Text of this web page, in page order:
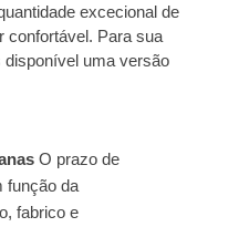
excecional de
confortável. Para sua
uma versão
O prazo de
função da
fabrico e